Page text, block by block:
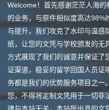
Welcome！首先感谢茫茫人海
的业务，与原件相似度高达98%
与提升，我们攻克了水印与温感
纸，让您的文凭与学校颁发的无
方式展现了我们的诚意并保证了
证渠道，稳妥的留学回国人员证
务都是我们的优势服务项目之一
您，不得将定制文凭用于一切非
律与本站无关，本站所出具的文